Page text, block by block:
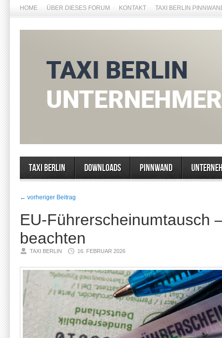
HOME ÜBER DIESES FORUM KONTAKT TAXI BERLIN
Taxi Berlin Downloads Pinnwand
← vorheriger Beitrag
EU-Führerscheinumtausch
beachten
TAXI BERLIN 16. FEBRUAR 2026